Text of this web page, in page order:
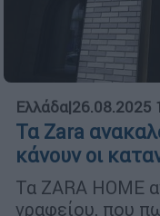
Ελλάδα|26.08.2025
Τα Zara
κάνουν οι
Τα ZARA HOME
γραφείου, που